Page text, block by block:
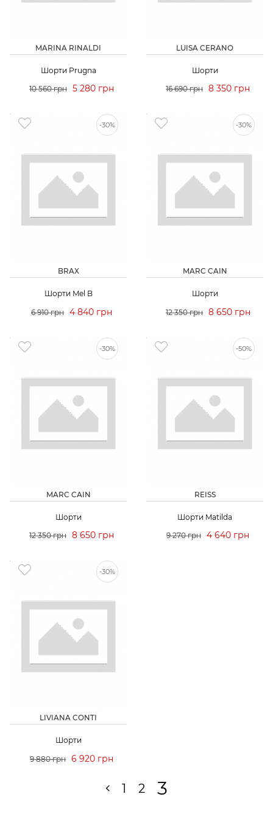
MARINA RINALDI
Шорти Prugna
10 560 грн 5 280 грн
LUISA CERANO
Шорти
16 690 грн 8 350 грн
-30%
BRAX
Шорти Mel B
6 910 грн 4 840 грн
-30%
MARC CAIN
Шорти
12 350 грн 8 650 грн
-30%
MARC CAIN
Шорти
12 350 грн 8 650 грн
-50%
REISS
Шорти Matilda
9 270 грн 4 640 грн
-30%
LIVIANA CONTI
Шорти
9 880 грн 6 920 грн
1 2 3